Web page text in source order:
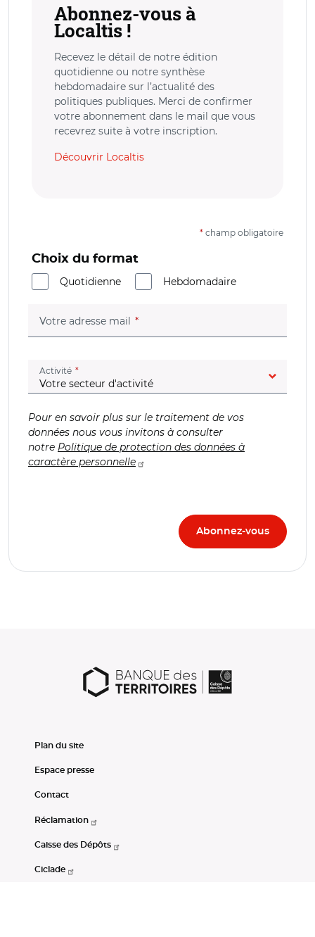
Abonnez-vous à
Localtis !
Recevez le détail de notre édition
quotidienne ou notre synthèse
hebdomadaire sur l’actualité des
politiques publiques. Merci de confirmer
votre abonnement dans le mail que vous
recevrez suite à votre inscription.
Découvrir Localtis
* champ obligatoire
Choix du format
Quotidienne
Hebdomadaire
Votre adresse mail (champ obligatoire)
Activité (champ obligatoire)
Pour en savoir plus sur le traitement de vos
données nous vous invitons à consulter
notre Politique de protection des données à
caractère personnelle
Plan du site
Espace presse
Contact
Réclamation
Caisse des Dépôts
Ciclade